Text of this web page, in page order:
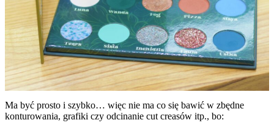
Ma być prosto i szybko… więc nie ma co się bawić w zbędne
konturowania, grafiki czy odcinanie cut creasów itp., bo: